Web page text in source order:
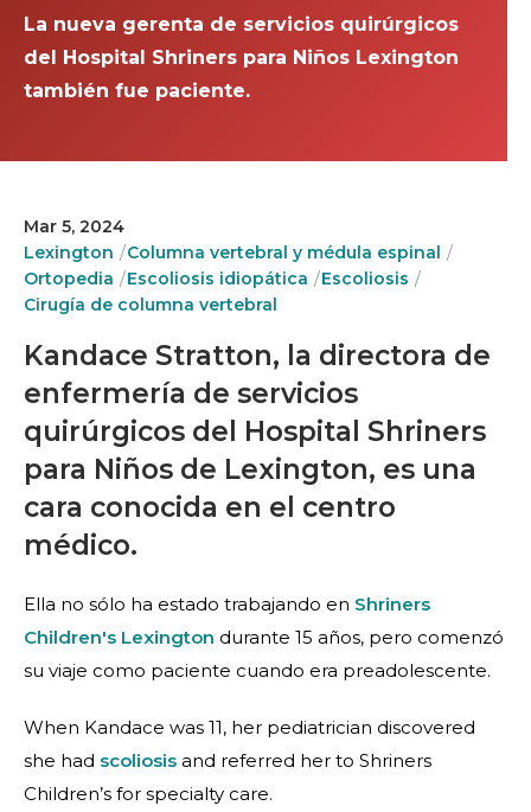
La nueva gerenta de servicios quirúrgicos
del Hospital Shriners para Niños Lexington
también fue paciente.
Mar 5, 2024
Lexington
Columna vertebral y médula espinal
Ortopedia
Escoliosis idiopática
Escoliosis
Cirugía de columna vertebral
Kandace Stratton, la directora de
enfermería de servicios
quirúrgicos del Hospital Shriners
para Niños de Lexington, es una
cara conocida en el centro
médico.
Ella no sólo ha estado trabajando en Shriners
Children's Lexington durante 15 años, pero comenzó
su viaje como paciente cuando era preadolescente.
When Kandace was 11, her pediatrician discovered
she had scoliosis and referred her to Shriners
Children’s for specialty care.